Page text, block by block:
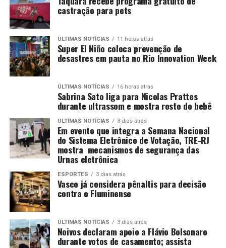
castração para pets
ÚLTIMAS NOTÍCIAS 11 horas atrás
Super El Niño coloca prevenção de
desastres em pauta no Rio Innovation Week
ÚLTIMAS NOTÍCIAS 16 horas atrás
Sabrina Sato liga para Nicolas Prattes
durante ultrassom e mostra rosto do bebê
ÚLTIMAS NOTÍCIAS 3 dias atrás
Em evento que integra a Semana Nacional
do Sistema Eletrônico de Votação, TRE-RJ
mostra mecanismos de segurança das
Urnas eletrônica
ESPORTES 3 dias atrás
Vasco já considera pênaltis para decisão
contra o Fluminense
ÚLTIMAS NOTÍCIAS 3 dias atrás
Noivos declaram apoio a Flávio Bolsonaro
durante votos de casamento; assista